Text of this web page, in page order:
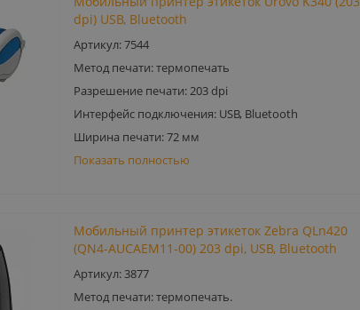
dpi) USB, Bluetooth
Артикул: 7544
Метод печати: термопечать
Разрешение печати: 203 dpi
Интерфейс подключения: USB, Bluetooth
Ширина печати: 72 мм
Показать полностью
Мобильный принтер этикеток Zebra QLn420
(QN4-AUCAEM11-00) 203 dpi, USB, Bluetooth
Артикул: 3877
Метод печати: термопечать.